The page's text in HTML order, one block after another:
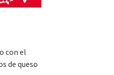
con el
de queso